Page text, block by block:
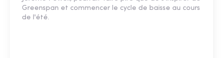
Greenspan et commencer le cycle de baisse au cours
de l'été.